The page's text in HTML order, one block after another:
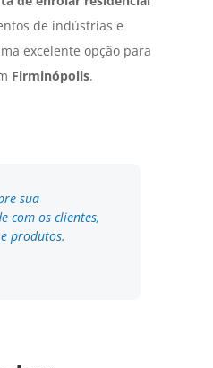
de indústrias e
excelente opção para
Firminópolis.
sua
com os clientes,
produtos.